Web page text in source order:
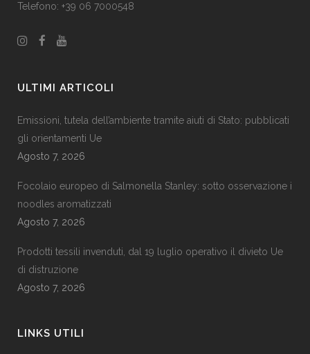
Telefono: +39 06 7000548
ULTIMI ARTICOLI
Emissioni, tutela dell’ambiente tramite aiuti di Stato: pubblicati
gli orientamenti Ue
Agosto 7, 2026
Focolaio europeo di Salmonella Stanley: sotto osservazione i
noodles aromatizzati
Agosto 7, 2026
Prodotti tessili invenduti, dal 19 luglio operativo il divieto Ue
di distruzione
Agosto 7, 2026
LINKS UTILI